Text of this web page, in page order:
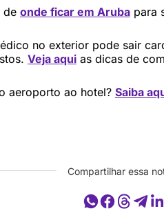
de onde ficar em Aruba para
no exterior pode sair
Veja aqui as dicas de
aeroporto ao hotel? Saiba
Compartilhar essa